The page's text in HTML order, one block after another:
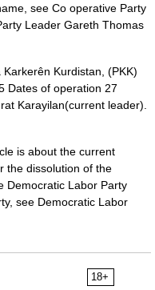
see Co operative Party
Leader Gareth Thomas
Kurdistan, (PKK)
Dates of operation 27
Karayilan(current leader).
is about the current
the dissolution of the
Democratic Labor Party
see Democratic Labor
18+